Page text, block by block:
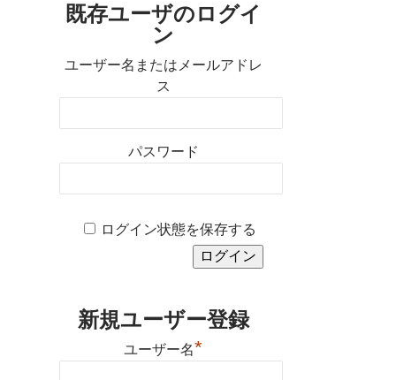
既存ユーザのログイ
ン
ユーザー名またはメールアドレ
ス
パスワード
ログイン状態を保存する
新規ユーザー登録
ユーザー名*